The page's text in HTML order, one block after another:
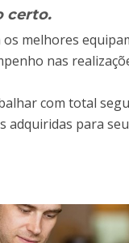
certo.
melhores
nas
com total
adquiridas para